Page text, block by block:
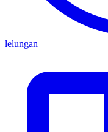
lelungan